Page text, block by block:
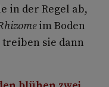
in der Regel ab,
im Boden
treiben sie dann